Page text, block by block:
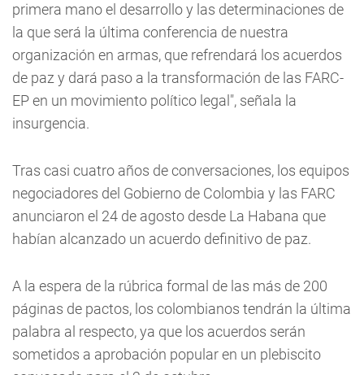
primera mano el desarrollo y las determinaciones de
la que será la última conferencia de nuestra
organización en armas, que refrendará los acuerdos
de paz y dará paso a la transformación de las FARC-
EP en un movimiento político legal", señala la
insurgencia.
Tras casi cuatro años de conversaciones, los equipos
negociadores del Gobierno de Colombia y las FARC
anunciaron el 24 de agosto desde La Habana que
habían alcanzado un acuerdo definitivo de paz.
A la espera de la rúbrica formal de las más de 200
páginas de pactos, los colombianos tendrán la última
palabra al respecto, ya que los acuerdos serán
sometidos a aprobación popular en un plebiscito